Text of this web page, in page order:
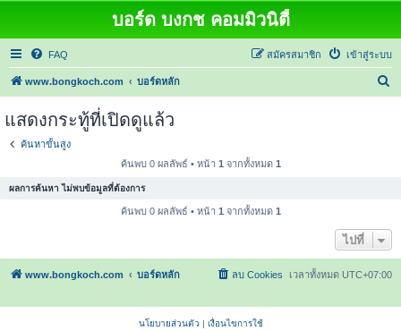
บอร์ด บงกช คอมมิวนิตี้
FAQ เข้าสู่ระบบ
สมัครสมาชิก
www.bongkoch.com บอร์ดหลัก
แสดงกระทู้ที่เปิดดูแล้ว
ค้นหาขั้นสูง
ค้นพบ 0 ผลลัพธ์ • หน้า 1 จากทั้งหมด 1
ผลการค้นหา ไม่พบข้อมูลที่ต้องการ
ค้นพบ 0 ผลลัพธ์ • หน้า 1 จากทั้งหมด 1
ไปที่
www.bongkoch.com บอร์ดหลัก เวลาทั้งหมด UTC+07:00
ลบ Cookies
นโยบายส่วนตัว | เงื่อนไขการใช้